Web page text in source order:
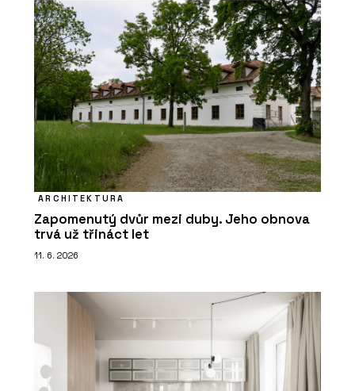
ARCHITEKTURA
Zapomenutý dvůr mezi duby. Jeho obnova
trvá už třináct let
11. 6. 2026